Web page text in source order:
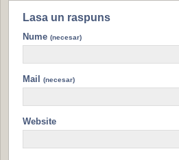
Lasa un raspuns
Nume (necesar)
Mail (necesar)
Website